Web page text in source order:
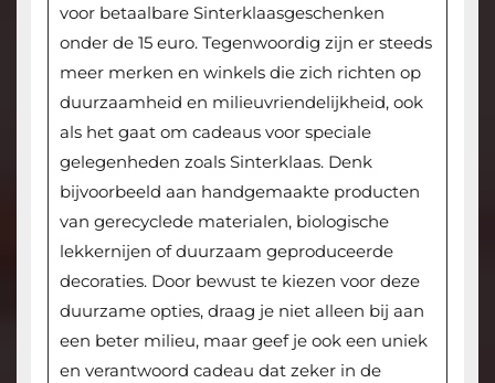
voor betaalbare Sinterklaasgeschenken
onder de 15 euro. Tegenwoordig zijn er steeds
meer merken en winkels die zich richten op
duurzaamheid en milieuvriendelijkheid, ook
als het gaat om cadeaus voor speciale
gelegenheden zoals Sinterklaas. Denk
bijvoorbeeld aan handgemaakte producten
van gerecyclede materialen, biologische
lekkernijen of duurzaam geproduceerde
decoraties. Door bewust te kiezen voor deze
duurzame opties, draag je niet alleen bij aan
een beter milieu, maar geef je ook een uniek
en verantwoord cadeau dat zeker in de